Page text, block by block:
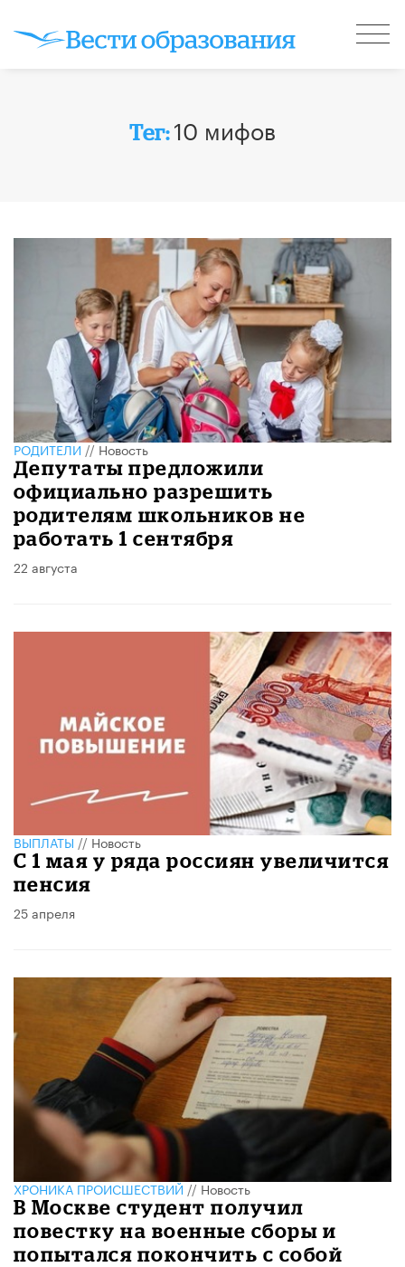
Тег:10 мифов
РОДИТЕЛИ//Новость
Депутаты предложили
официально разрешить
родителям школьников не
работать 1 сентября
22 августа
ВЫПЛАТЫ//Новость
С 1 мая у ряда россиян увеличится
пенсия
25 апреля
ХРОНИКА ПРОИСШЕСТВИЙ//Новость
В Москве студент получил
повестку на военные сборы и
попытался покончить с собой